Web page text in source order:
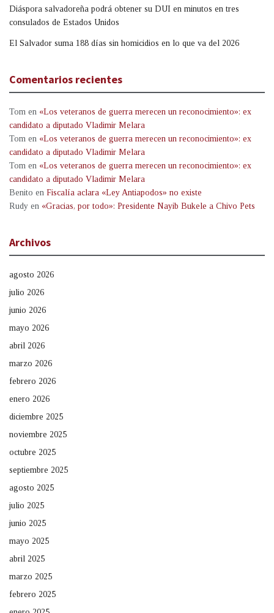
Diáspora salvadoreña podrá obtener su DUI en minutos en tres
consulados de Estados Unidos
El Salvador suma 188 días sin homicidios en lo que va del 2026
Comentarios recientes
Tom en «Los veteranos de guerra merecen un reconocimiento»: ex
candidato a diputado Vladimir Melara
Tom en «Los veteranos de guerra merecen un reconocimiento»: ex
candidato a diputado Vladimir Melara
Tom en «Los veteranos de guerra merecen un reconocimiento»: ex
candidato a diputado Vladimir Melara
Benito en Fiscalía aclara «Ley Antiapodos» no existe
Rudy en «Gracias, por todo»: Presidente Nayib Bukele a Chivo Pets
Archivos
agosto 2026
julio 2026
junio 2026
mayo 2026
abril 2026
marzo 2026
febrero 2026
enero 2026
diciembre 2025
noviembre 2025
octubre 2025
septiembre 2025
agosto 2025
julio 2025
junio 2025
mayo 2025
abril 2025
marzo 2025
febrero 2025